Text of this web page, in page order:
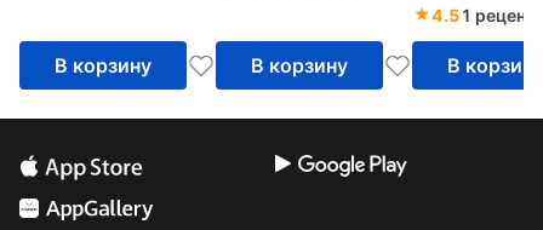
В корзину В корзину
4.51
В корзину